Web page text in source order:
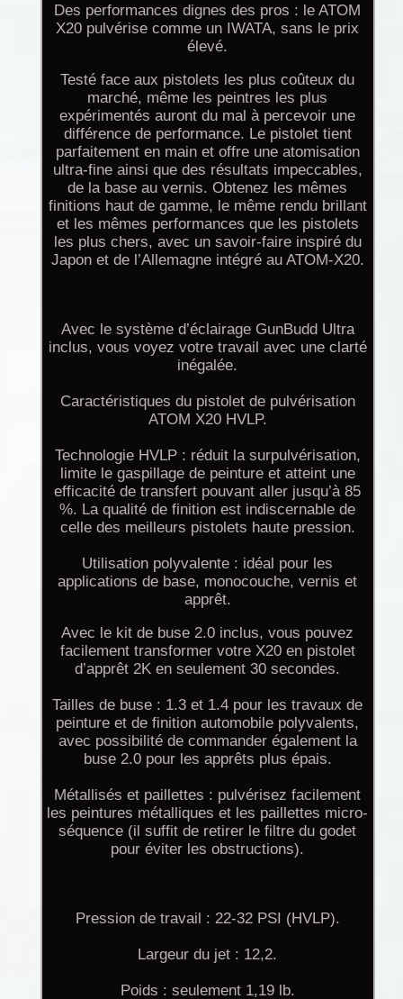
Des performances dignes des pros : le ATOM
X20 pulvérise comme un IWATA, sans le prix
élevé.
Testé face aux pistolets les plus coûteux du
marché, même les peintres les plus
expérimentés auront du mal à percevoir une
différence de performance. Le pistolet tient
parfaitement en main et offre une atomisation
ultra-fine ainsi que des résultats impeccables,
de la base au vernis. Obtenez les mêmes
finitions haut de gamme, le même rendu brillant
et les mêmes performances que les pistolets
les plus chers, avec un savoir-faire inspiré du
Japon et de l’Allemagne intégré au ATOM-X20.
Avec le système d’éclairage GunBudd Ultra
inclus, vous voyez votre travail avec une clarté
inégalée.
Caractéristiques du pistolet de pulvérisation
ATOM X20 HVLP.
Technologie HVLP : réduit la surpulvérisation,
limite le gaspillage de peinture et atteint une
efficacité de transfert pouvant aller jusqu’à 85
%. La qualité de finition est indiscernable de
celle des meilleurs pistolets haute pression.
Utilisation polyvalente : idéal pour les
applications de base, monocouche, vernis et
apprêt.
Avec le kit de buse 2.0 inclus, vous pouvez
facilement transformer votre X20 en pistolet
d’apprêt 2K en seulement 30 secondes.
Tailles de buse : 1.3 et 1.4 pour les travaux de
peinture et de finition automobile polyvalents,
avec possibilité de commander également la
buse 2.0 pour les apprêts plus épais.
Métallisés et paillettes : pulvérisez facilement
les peintures métalliques et les paillettes micro-
séquence (il suffit de retirer le filtre du godet
pour éviter les obstructions).
Pression de travail : 22-32 PSI (HVLP).
Largeur du jet : 12,2.
Poids : seulement 1,19 lb.